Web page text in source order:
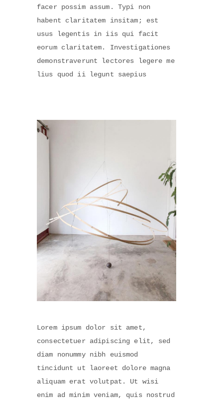
facer possim assum. Typi non
habent claritatem insitam; est
usus legentis in iis qui facit
eorum claritatem. Investigationes
demonstraverunt lectores legere me
lius quod ii legunt saepius
Lorem ipsum dolor sit amet,
consectetuer adipiscing elit, sed
diam nonummy nibh euismod
tincidunt ut laoreet dolore magna
aliquam erat volutpat. Ut wisi
enim ad minim veniam, quis nostrud